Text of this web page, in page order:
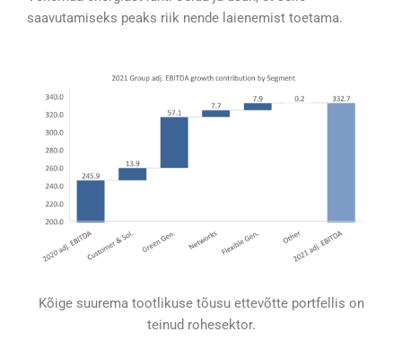
saavutamiseks peaks riik nende laienemist toetama.
Kõige suurema tootlikuse tõusu ettevõtte portfellis on
teinud rohesektor.